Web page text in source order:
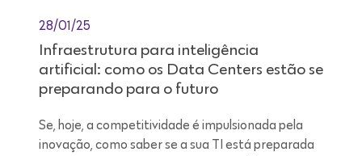
28/01/25
Infraestrutura para inteligência
artificial: como os Data Centers estão se
preparando para o futuro
Se, hoje, a competitividade é impulsionada pela
inovação, como saber se a sua TI está preparada